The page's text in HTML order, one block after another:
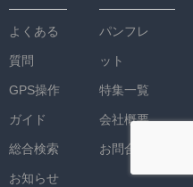
よくある
質問
GPS操作
ガイド
総合検索
お知らせ
パンフレ
ット
特集一覧
会社概要
お問合せ